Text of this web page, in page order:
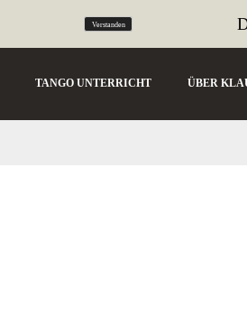
TANGO UNTERRICHT ÜBER
Verstanden